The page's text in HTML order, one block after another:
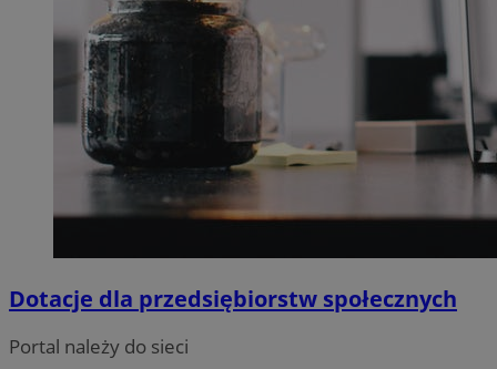
Dotacje dla przedsiębiorstw społecznych
Portal należy do sieci